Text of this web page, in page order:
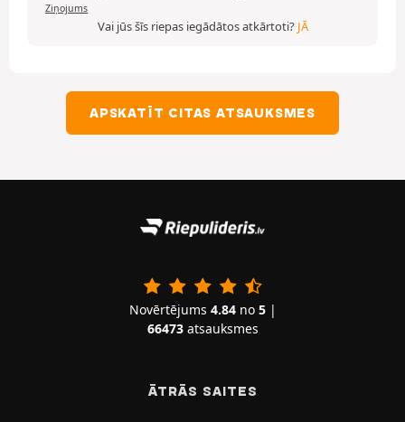
Ziņojums
Vai jūs šīs riepas iegādātos atkārtoti? JĀ
APSKATĪT CITAS ATSAUKSMES
Novērtējums 4.84no 5|
66473atsauksmes
ĀTRĀS SAITES